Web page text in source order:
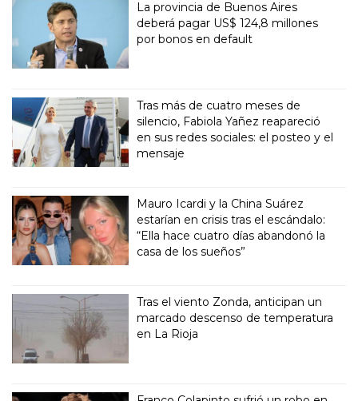
La provincia de Buenos Aires
deberá pagar US$ 124,8 millones
por bonos en default
Tras más de cuatro meses de
silencio, Fabiola Yañez reapareció
en sus redes sociales: el posteo y el
mensaje
Mauro Icardi y la China Suárez
estarían en crisis tras el escándalo:
“Ella hace cuatro días abandonó la
casa de los sueños”
Tras el viento Zonda, anticipan un
marcado descenso de temperatura
en La Rioja